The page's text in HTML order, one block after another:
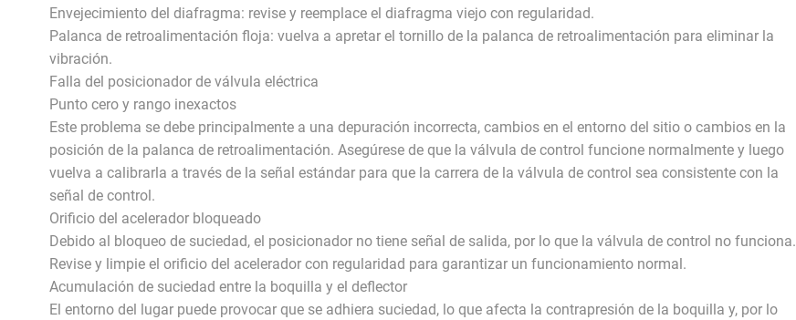
Envejecimiento del diafragma: revise y reemplace el diafragma viejo con regularidad.
Palanca de retroalimentación floja: vuelva a apretar el tornillo de la palanca de retroalimentación para eliminar la
vibración.
Falla del posicionador de válvula eléctrica
Punto cero y rango inexactos
Este problema se debe principalmente a una depuración incorrecta, cambios en el entorno del sitio o cambios en la
posición de la palanca de retroalimentación. Asegúrese de que la válvula de control funcione normalmente y luego
vuelva a calibrarla a través de la señal estándar para que la carrera de la válvula de control sea consistente con la
señal de control.
Orificio del acelerador bloqueado
Debido al bloqueo de suciedad, el posicionador no tiene señal de salida, por lo que la válvula de control no funciona.
Revise y limpie el orificio del acelerador con regularidad para garantizar un funcionamiento normal.
Acumulación de suciedad entre la boquilla y el deflector
El entorno del lugar puede provocar que se adhiera suciedad, lo que afecta la contrapresión de la boquilla y, por lo